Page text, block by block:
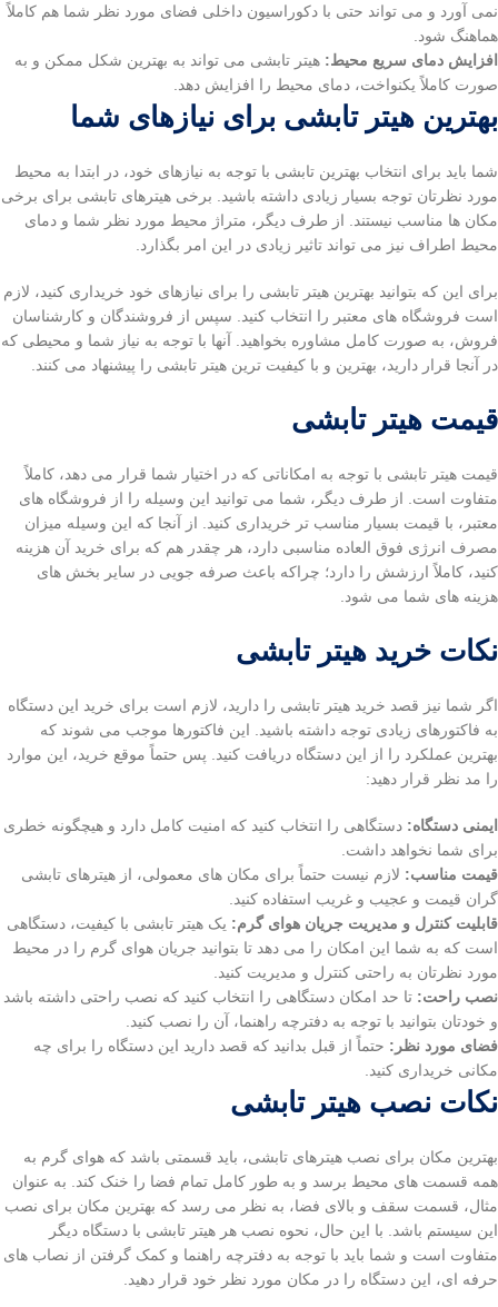
نمی آورد و می تواند حتی با دکوراسیون داخلی فضای مورد نظر شما هم کاملاً
هماهنگ شود.
افزایش دمای سریع محیط: هیتر تابشی می تواند به بهترین شکل ممکن و به
صورت کاملاً یکنواخت، دمای محیط را افزایش دهد.
بهترین هیتر تابشی برای نیازهای شما
شما باید برای انتخاب بهترین تابشی با توجه به نیازهای خود، در ابتدا به محیط
مورد نظرتان توجه بسیار زیادی داشته باشید. برخی هیترهای تابشی برای برخی
مکان ها مناسب نیستند. از طرف دیگر، متراژ محیط مورد نظر شما و دمای
محیط اطراف نیز می تواند تاثیر زیادی در این امر بگذارد.
برای این که بتوانید بهترین هیتر تابشی را برای نیازهای خود خریداری کنید، لازم
است فروشگاه های معتبر را انتخاب کنید. سپس از فروشندگان و کارشناسان
فروش، به صورت کامل مشاوره بخواهید. آنها با توجه به نیاز شما و محیطی که
در آنجا قرار دارید، بهترین و با کیفیت ترین هیتر تابشی را پیشنهاد می کنند.
قیمت هیتر تابشی
قیمت هیتر تابشی با توجه به امکاناتی که در اختیار شما قرار می دهد، کاملاً
متفاوت است. از طرف دیگر، شما می توانید این وسیله را از فروشگاه های
معتبر، با قیمت بسیار مناسب تر خریداری کنید. از آنجا که این وسیله میزان
مصرف انرژی فوق العاده مناسبی دارد، هر چقدر هم که برای خرید آن هزینه
کنید، کاملاً ارزشش را دارد؛ چراکه باعث صرفه جویی در سایر بخش های
هزینه های شما می شود.
نکات خرید هیتر تابشی
اگر شما نیز قصد خرید هیتر تابشی را دارید، لازم است برای خرید این دستگاه
به فاکتورهای زیادی توجه داشته باشید. این فاکتورها موجب می شوند که
بهترین عملکرد را از این دستگاه دریافت کنید. پس حتماً موقع خرید، این موارد
را مد نظر قرار دهید:
ایمنی دستگاه: دستگاهی را انتخاب کنید که امنیت کامل دارد و هیچگونه خطری
برای شما نخواهد داشت.
قیمت مناسب: لازم نیست حتماً برای مکان های معمولی، از هیترهای تابشی
گران قیمت و عجیب و غریب استفاده کنید.
قابلیت کنترل و مدیریت جریان هوای گرم: یک هیتر تابشی با کیفیت، دستگاهی
است که به شما این امکان را می دهد تا بتوانید جریان هوای گرم را در محیط
مورد نظرتان به راحتی کنترل و مدیریت کنید.
نصب راحت: تا حد امکان دستگاهی را انتخاب کنید که نصب راحتی داشته باشد
و خودتان بتوانید با توجه به دفترچه راهنما، آن را نصب کنید.
فضای مورد نظر: حتماً از قبل بدانید که قصد دارید این دستگاه را برای چه
مکانی خریداری کنید.
نکات نصب هیتر تابشی
بهترین مکان برای نصب هیترهای تابشی، باید قسمتی باشد که هوای گرم به
همه قسمت های محیط برسد و به طور کامل تمام فضا را خنک کند. به عنوان
مثال، قسمت سقف و بالای فضا، به نظر می رسد که بهترین مکان برای نصب
این سیستم باشد. با این حال، نحوه نصب هر هیتر تابشی با دستگاه دیگر
متفاوت است و شما باید با توجه به دفترچه راهنما و کمک گرفتن از نصاب های
حرفه ای، این دستگاه را در مکان مورد نظر خود قرار دهید.